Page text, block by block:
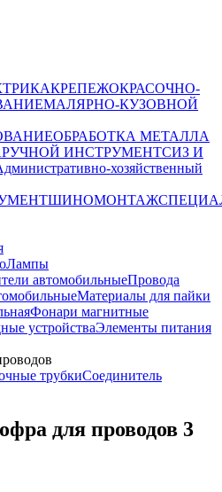
КРЕПЕЖОКРАСОЧНО-
МАЛЯРНО-КУЗОВНОЙ
ОБРАБОТКА МЕТАЛЛА
РУЧНОЙ ИНСТРУМЕНТСИЗ И
хозяйственный
ШИНОМОНТАЖ
Лампы
автомобильныеПровода
Материалы для пайки
Фонари магнитные
устройстваЭлементы питания
трубкиСоединитель
для проводов 3